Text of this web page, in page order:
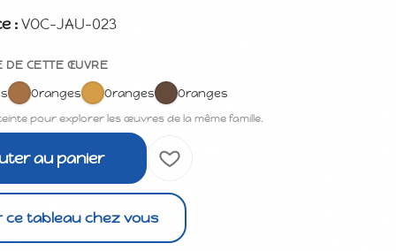
:VOC-JAU-023
DE CETTE ŒUVRE
Oranges Oranges Oranges
pour explorer les œuvres de la même famille.
au panier
ce tableau chez vous